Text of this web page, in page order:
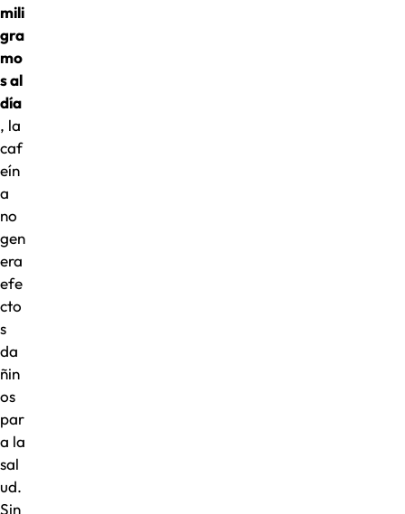
mili
gra
mo
s al
día
, la
caf
eín
a
no
gen
era
efe
cto
s
da
ñin
os
par
a la
sal
ud.
Sin